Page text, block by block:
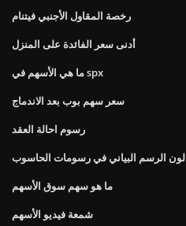
رخصة المقاول الأجنبي فيتنام
أدنى سعر الفائدة على المنزل
ما هي الأسهم في spx
سعر سهم بوب بعد الاندماج
رسوم احالة العقد
لون الرسم البياني في رسومات الحاسوب
ما هو سهم سوق الأسهم
شمعة فيديو الأسهم